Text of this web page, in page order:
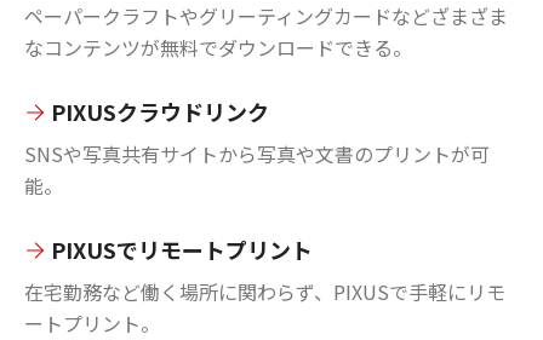
ペーパークラフトやグリーティングカードなどざまざま
なコンテンツが無料でダウンロードできる。
PIXUSクラウドリンク
SNSや写真共有サイトから写真や文書のプリントが可
能。
PIXUSでリモートプリント
在宅勤務など働く場所に関わらず、PIXUSで手軽にリモ
ートプリント。